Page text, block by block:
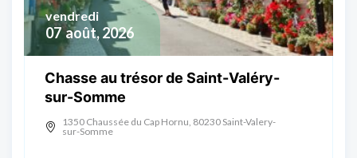
07 août, 2026
vendredi
Chasse au trésor de Saint-Valéry-
sur-Somme
1350 Chaussée du Cap Hornu, 80230 Saint-Valery-
sur-Somme